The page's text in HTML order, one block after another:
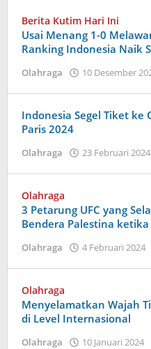
Berita Kutim Hari Ini
Usai Menang 1-0
Ranking Indonesia Naik
Olahraga 10 Desember
Indonesia Segel Tiket ke
Paris 2024
Olahraga 23 Februari 2024
Olahraga
3 Petarung UFC yang
Bendera Palestina ketika
Olahraga 4 Februari 2024
Olahraga
Menyelamatkan Wajah
di Level Internasional
Olahraga 10 Januari 2024